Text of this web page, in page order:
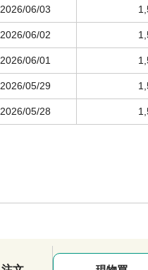
2026/06/03
2026/06/02
2026/06/01
2026/05/29
2026/05/28